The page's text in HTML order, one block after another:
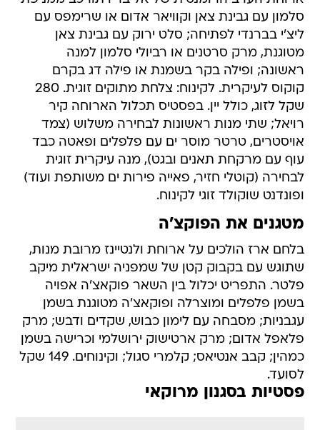
סלמון עם גבינת צאן וקוויאר אדום או שרימפס עם
ליצ'י בברנדי לפתיחה; סלט ירוק עם גבינת צאן
מטוגנת, מרק סרטנים או רביולי סלמון למנה
ראשונה; ופילה בקר בשמנת או פילה דג בקרם
קוקוס לעיקרית. לקינוח: צלחת מתוקים זוגית. 280
שקל לזוג, כולל יין. בפסטיס תכלול הארוחה קיר
רויאל; שתי מנות ראשונות לבחירה משלוש (צמד
אויסטרים, טרטר מוסר ים עם פלפלים ופאטה כבד
עוף עם מרקחת תאנים ובגט), מנה עיקרית זוגית
לבחירה (קוטלי חזיר, פאייה פירות ים משותפת ועוד)
ופונדנט שוקולד זוגי לקינוח.
מטגנים את הפוקצ'ה
בלחם ארז הולכים על ארוחת ולנטיינז מרובת מנות,
שתוגש עם בקבוק קטן של שמפניה ישראלית מיקב
פלטר. התפריט יכלול בין השאר פוקאצ'ה אפויה
בשמן פלפלים ומוצרלה ופוקאצ'ה מטוגנת בשמן
עגבניות; מסבחה עם לימון כבוש, שקדים ודבש; מרק
פלאפל אדום; מרק ארטישוק ירושלמי וכרישה בשמן
כמהין; קבב אנטיאס; קלמרי סגול; וקינוחים. 149 שקל
לסועד.
פסטיות בסגנון מרוקאי